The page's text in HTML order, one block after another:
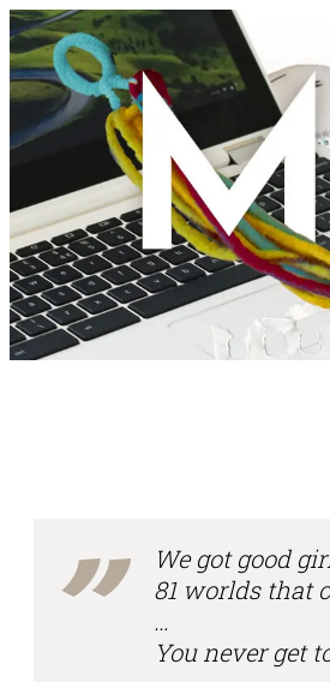
Zum Inhalt
We got good
81 worlds that
…
You never get